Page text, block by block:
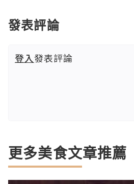
發表評論
登入發表評論
更多美食文章推薦